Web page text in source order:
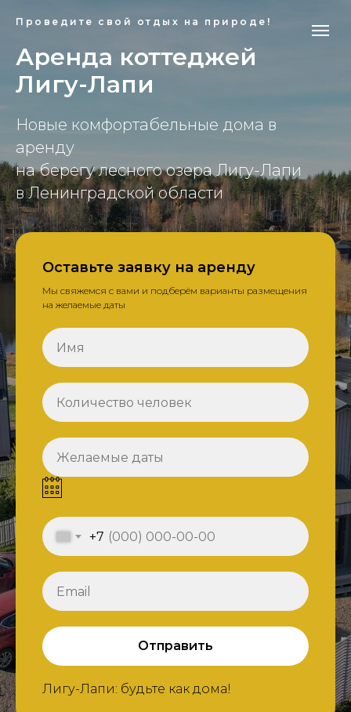
Проведите свой отдых на природе!
Аренда коттеджей
Лигу-Лапи
Новые комфортабельные дома в
аренду
на берегу лесного озера Лигу-Лапи
в Ленинградской области
Оставьте заявку на аренду
Мы свяжемся с вами и подберём варианты размещения
на желаемые даты
+7
Отправить
Лигу-Лапи: будьте как дома!